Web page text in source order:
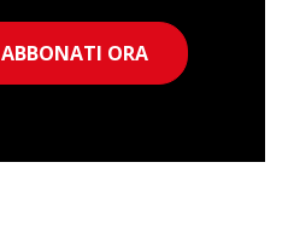
ABBONATI ORA